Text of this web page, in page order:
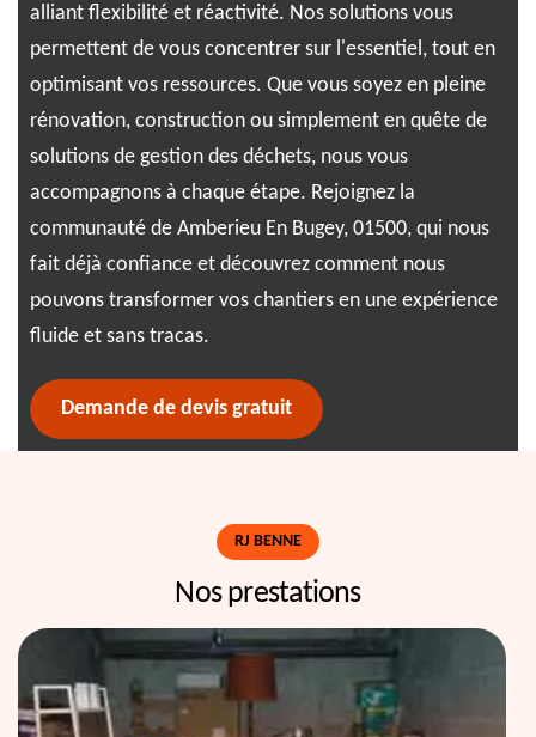
alliant flexibilité et réactivité. Nos solutions vous
permettent de vous concentrer sur l'essentiel, tout en
optimisant vos ressources. Que vous soyez en pleine
rénovation, construction ou simplement en quête de
solutions de gestion des déchets, nous vous
accompagnons à chaque étape. Rejoignez la
communauté de Amberieu En Bugey, 01500, qui nous
fait déjà confiance et découvrez comment nous
pouvons transformer vos chantiers en une expérience
fluide et sans tracas.
Demande de devis gratuit
RJ BENNE
Nos prestations